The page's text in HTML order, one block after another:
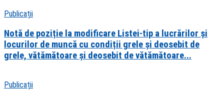
Publicații
Notă de poziție la modificare Listei-tip a lucrărilor și
locurilor de muncă cu condiții grele și deosebit de
grele, vătămătoare și deosebit de vătămătoare...
Publicații